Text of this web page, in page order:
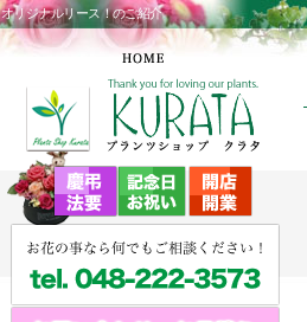
オリジナルリース！のご紹介